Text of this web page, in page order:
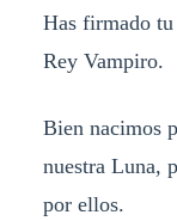
Has firmado tu
Rey Vampiro.
Bien nacimos
nuestra Luna,
por ellos.